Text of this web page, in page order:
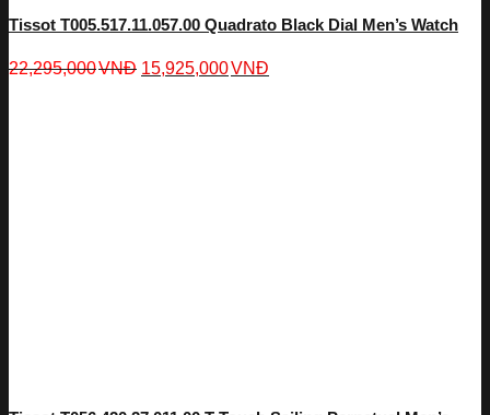
Tissot T005.517.11.057.00 Quadrato Black Dial Men’s Watch
22,295,000VNĐ 15,925,000VNĐ